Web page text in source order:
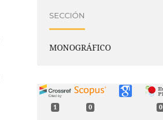
SECCIÓN
MONOGRÁFICO
1 0 0